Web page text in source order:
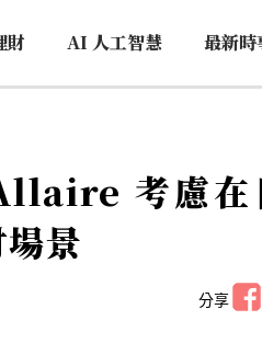
財 AI 人工智慧 最新時
考慮在
景
分享